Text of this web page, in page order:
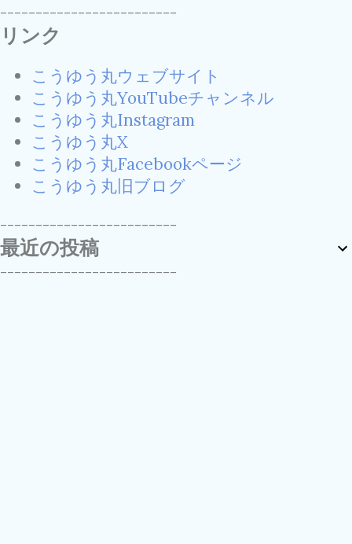
-------------------------
リンク
こうゆう丸ウェブサイト
こうゆう丸YouTubeチャンネル
こうゆう丸Instagram
こうゆう丸X
こうゆう丸Facebookページ
こうゆう丸旧ブログ
-------------------------
最近の投稿
-------------------------